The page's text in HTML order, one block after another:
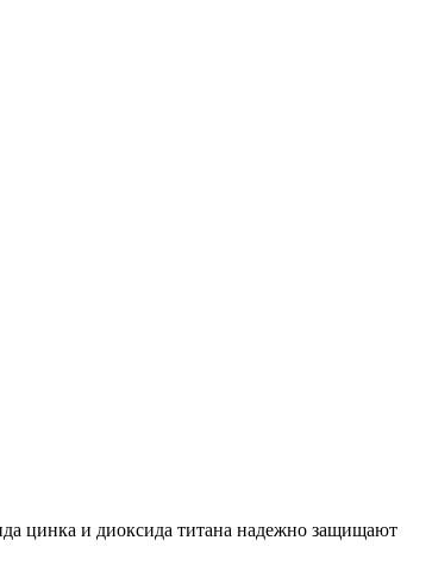
цинка и диоксида титана надежно защищают